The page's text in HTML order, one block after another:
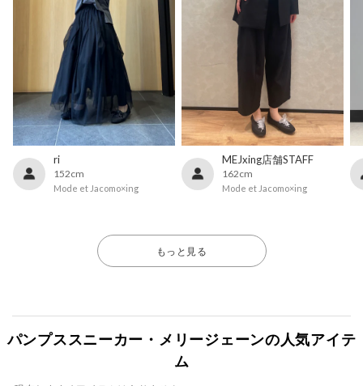
ri
152cm
Mode et Jacomo×ing
MEJxing店舗STAFF
162cm
Mode et Jacomo×ing
もっと見る
パンプススニーカー・メリージェーンの人気アイテ
ム